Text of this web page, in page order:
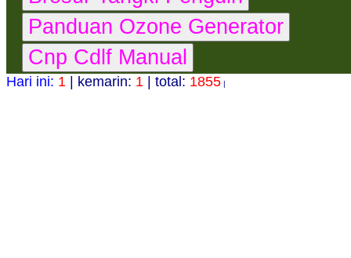
Hari ini: 1 | kemarin: 1 | total: 1855 |